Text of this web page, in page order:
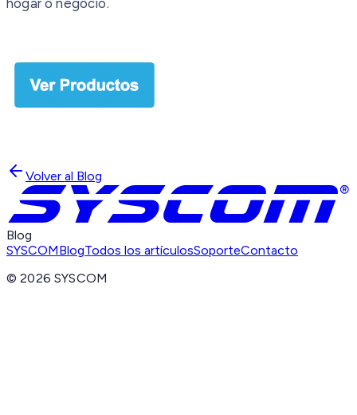
Volver al Blog
Blog
SYSCOMBlogTodos los artículosSoporteContacto
©2026 SYSCOM